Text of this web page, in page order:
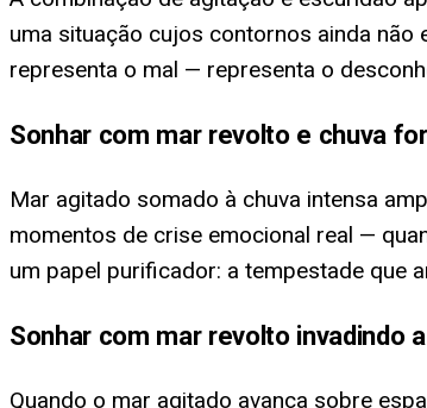
uma situação cujos contornos ainda não
representa o mal — representa o
Sonhar com mar revolto e chuva
Mar agitado somado à chuva intensa
momentos de crise emocional real —
um papel purificador: a tempestade que
Sonhar com mar revolto invadindo
Quando o mar agitado avança sobre